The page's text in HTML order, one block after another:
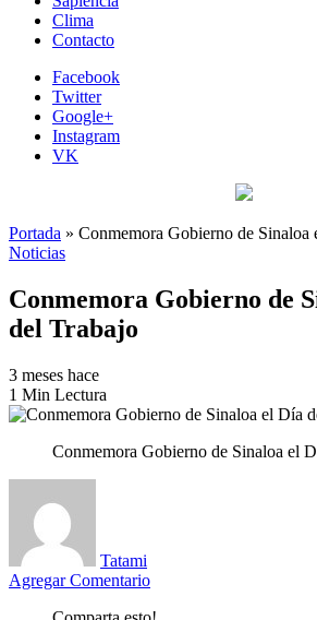
Clima
Contacto
Facebook
Twitter
Google+
Instagram
VK
Portada » Conmemora Gobierno de Sinaloa
Noticias
Conmemora Gobierno de
del Trabajo
3 meses hace
1 Min Lectura
Conmemora Gobierno de Sinaloa el
Tatami
Agregar Comentario